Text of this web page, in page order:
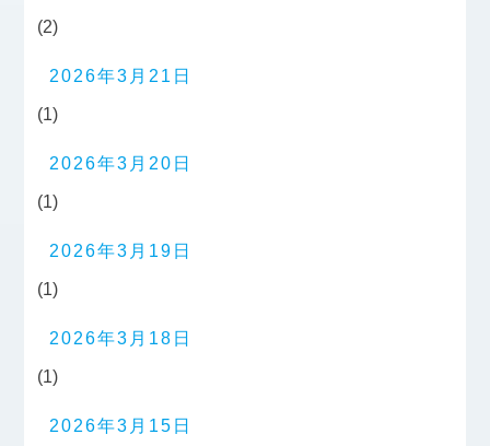
(2)
2026年3月21日
(1)
2026年3月20日
(1)
2026年3月19日
(1)
2026年3月18日
(1)
2026年3月15日